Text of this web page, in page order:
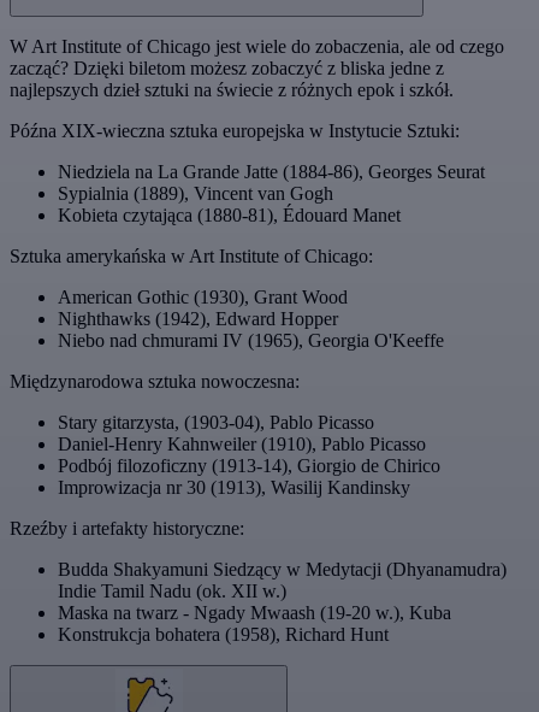
W Art Institute of Chicago jest wiele do zobaczenia, ale od czego
zacząć? Dzięki biletom możesz zobaczyć z bliska jedne z
najlepszych dzieł sztuki na świecie z różnych epok i szkół.
Późna XIX-wieczna sztuka europejska w Instytucie Sztuki:
Niedziela na La Grande Jatte (1884-86), Georges Seurat
Sypialnia (1889), Vincent van Gogh
Kobieta czytająca (1880-81), Édouard Manet
Sztuka amerykańska w Art Institute of Chicago:
American Gothic (1930), Grant Wood
Nighthawks (1942), Edward Hopper
Niebo nad chmurami IV (1965), Georgia O'Keeffe
Międzynarodowa sztuka nowoczesna:
Stary gitarzysta, (1903-04), Pablo Picasso
Daniel-Henry Kahnweiler (1910), Pablo Picasso
Podbój filozoficzny (1913-14), Giorgio de Chirico
Improwizacja nr 30 (1913), Wasilij Kandinsky
Rzeźby i artefakty historyczne:
Budda Shakyamuni Siedzący w Medytacji (Dhyanamudra)
Indie Tamil Nadu (ok. XII w.)
Maska na twarz - Ngady Mwaash (19-20 w.), Kuba
Konstrukcja bohatera (1958), Richard Hunt